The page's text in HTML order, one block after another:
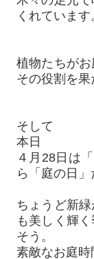
くれています
植物たちが
その役割を果
そして
本日
４月28日は
ら「庭の日」
ちょうど新
も美しく輝
そう。
素敵なお庭